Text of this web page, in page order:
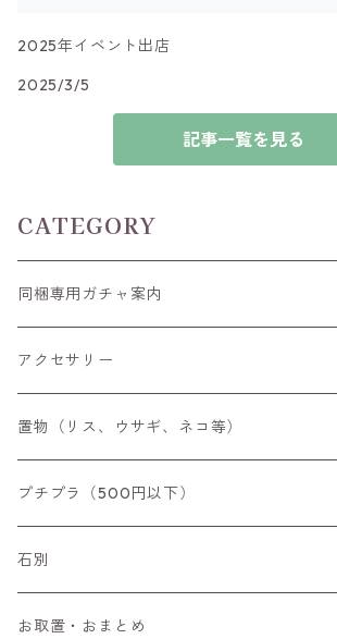
2025年イベント出店
2025/3/5
記事一覧を見る
CATEGORY
同梱専用ガチャ案内
アクセサリー
空枠
リング
ペンダントトップ
ブローチ
置物（リス、ウサギ、ネコ等）
プチプラ（500円以下）
石別
アイオライト
お取置・おまとめ